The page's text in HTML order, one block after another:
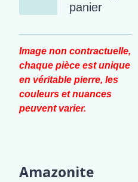
panier
Image non contractuelle,
chaque pièce est unique
en véritable pierre, les
couleurs et nuances
peuvent varier.
Amazonite